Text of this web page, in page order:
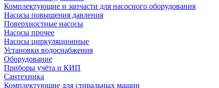
Комплектующие и запчасти для насосного оборудования
Насосы повышения давления
Поверхностные насосы
Насосы прочее
Насосы циркуляционные
Установки водоснабжения
Оборудование
Приборы учёта и КИП
Сантехника
Комплектующие для стиральных машин